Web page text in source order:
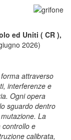
ed Uniti ( CR ),
2026)
attraverso
interferenze e
Ogni opera
sguardo dentro
La
controllo e
calibrata,